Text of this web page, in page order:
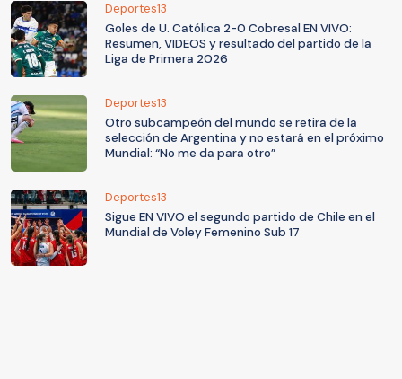
Deportes13
Goles de U. Católica 2-0 Cobresal EN VIVO:
Resumen, VIDEOS y resultado del partido de la
Liga de Primera 2026
Deportes13
Otro subcampeón del mundo se retira de la
selección de Argentina y no estará en el próximo
Mundial: “No me da para otro”
Deportes13
Sigue EN VIVO el segundo partido de Chile en el
Mundial de Voley Femenino Sub 17